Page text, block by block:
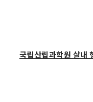
국립산립과학원 살내